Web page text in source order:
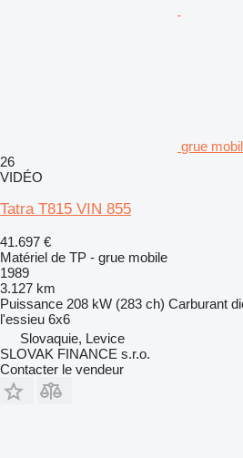
grue
26
VIDÉO
Tatra T815 VIN 855
41.697 €
Matériel de TP - grue mobile
1989
3.127 km
Puissance 208 kW (283 ch) Carburant
l'essieu 6x6
Slovaquie, Levice
SLOVAK FINANCE s.r.o.
Contacter le vendeur